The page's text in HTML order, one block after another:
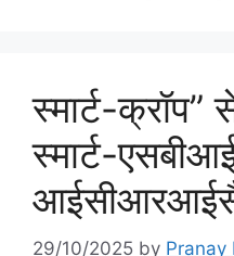
स्मार्ट-क्रॉप”
स्मार्ट-
29/10/2025 by Pranay